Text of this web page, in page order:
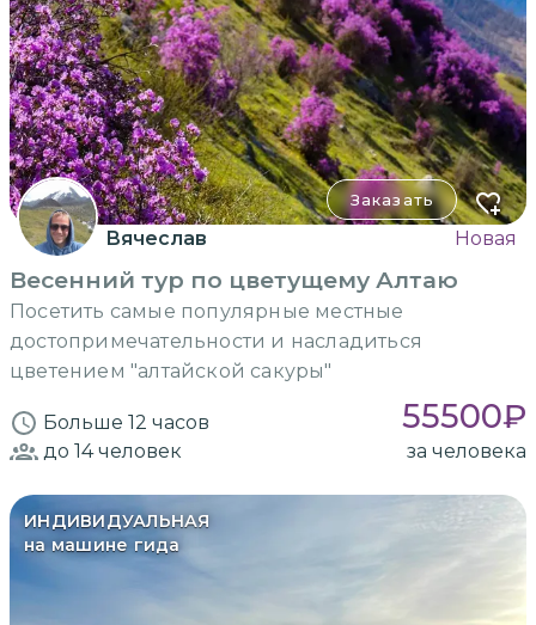
Заказать
Вячеслав Новая
Весенний тур по цветущему Алтаю
Посетить самые популярные местные
достопримечательности и насладиться
цветением "алтайской сакуры"
Больше 12 часов 55500₽
до 14человек за человека
ИНДИВИДУАЛЬНАЯ
на машине гида